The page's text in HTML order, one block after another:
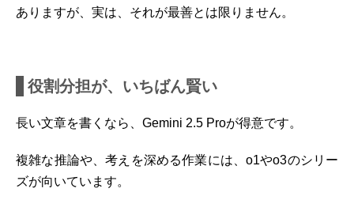
ありますが、実は、それが最善とは限りません。
役割分担が、いちばん賢い
長い文章を書くなら、Gemini 2.5 Proが得意です。
複雑な推論や、考えを深める作業には、o1やo3のシリー
ズが向いています。